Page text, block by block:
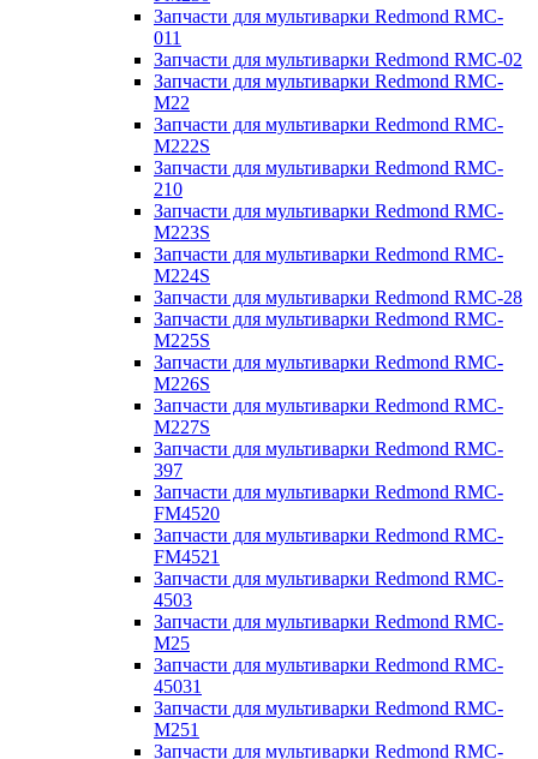
Запчасти для мультиварки Redmond RMC-
011
Запчасти для мультиварки Redmond RMC-02
Запчасти для мультиварки Redmond RMC-
M22
Запчасти для мультиварки Redmond RMC-
M222S
Запчасти для мультиварки Redmond RMC-
210
Запчасти для мультиварки Redmond RMC-
M223S
Запчасти для мультиварки Redmond RMC-
M224S
Запчасти для мультиварки Redmond RMC-28
Запчасти для мультиварки Redmond RMC-
M225S
Запчасти для мультиварки Redmond RMC-
M226S
Запчасти для мультиварки Redmond RMC-
M227S
Запчасти для мультиварки Redmond RMC-
397
Запчасти для мультиварки Redmond RMC-
FM4520
Запчасти для мультиварки Redmond RMC-
FM4521
Запчасти для мультиварки Redmond RMC-
4503
Запчасти для мультиварки Redmond RMC-
M25
Запчасти для мультиварки Redmond RMC-
45031
Запчасти для мультиварки Redmond RMC-
M251
Запчасти для мультиварки Redmond RMC-